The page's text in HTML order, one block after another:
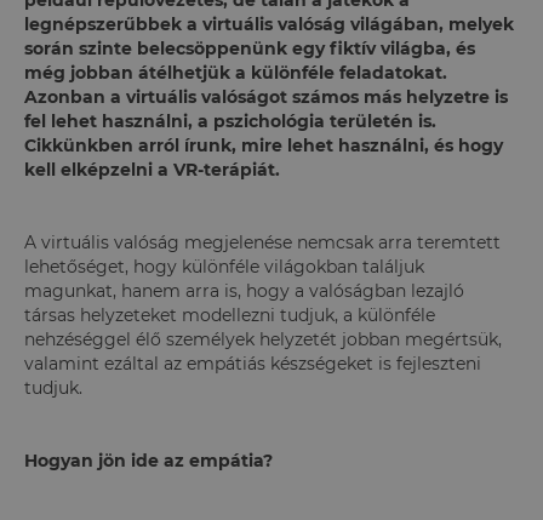
legnépszerűbbek a virtuális valóság világában, melyek
során szinte belecsöppenünk egy fiktív világba, és
még jobban átélhetjük a különféle feladatokat.
Azonban a virtuális valóságot számos más helyzetre is
fel lehet használni, a pszichológia területén is.
Cikkünkben arról írunk, mire lehet használni, és hogy
kell elképzelni a VR-terápiát.
A virtuális valóság megjelenése nemcsak arra teremtett
lehetőséget, hogy különféle világokban találjuk
magunkat, hanem arra is, hogy a valóságban lezajló
társas helyzeteket modellezni tudjuk, a különféle
nehzéséggel élő személyek helyzetét jobban megértsük,
valamint ezáltal az empátiás készségeket is fejleszteni
tudjuk.
Hogyan jön ide az empátia?